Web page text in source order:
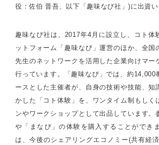
役：佐伯 晋吾、以下「趣味なび社」)に出資い
趣味なび社は、2017年4月に設立し、コト体
ットフォーム「趣味なび」運営のほか、全国
先生のネットワークを活用した企業向けマー
行っています。「趣味なび」では、約14,000
ースとした主催者が、自身の技術や技能、知
かした「コト体験」を、ワンタイム制もしく
ンやワークショップとして出品しています。
や「まなび」の体験を購入することができ
は、今後のシェアリングエコノミー(共有経